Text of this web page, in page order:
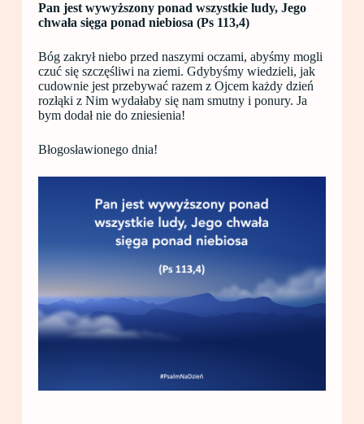
Pan jest wywyższony ponad wszystkie ludy, Jego
chwała sięga ponad niebiosa (Ps 113,4)
Bóg zakrył niebo przed naszymi oczami, abyśmy mogli
czuć się szczęśliwi na ziemi. Gdybyśmy wiedzieli, jak
cudownie jest przebywać razem z Ojcem każdy dzień
rozłąki z Nim wydałaby się nam smutny i ponury. Ja
bym dodał nie do zniesienia!
Błogosławionego dnia!